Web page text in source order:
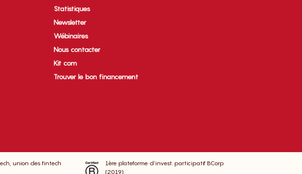
Statistiques
Newsletter
Wébinaires
Nous contacter
Kit com
Trouver le bon financement
union des fintech
1ère plateforme d’invest. participatif BCorp
(2019)